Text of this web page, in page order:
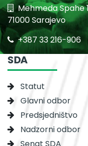
Mehmeda Spahe
71000 Sarajevo
+387 33 216-906
SDA
Statut
Glavni odbor
Predsjedništvo
Nadzorni odbor